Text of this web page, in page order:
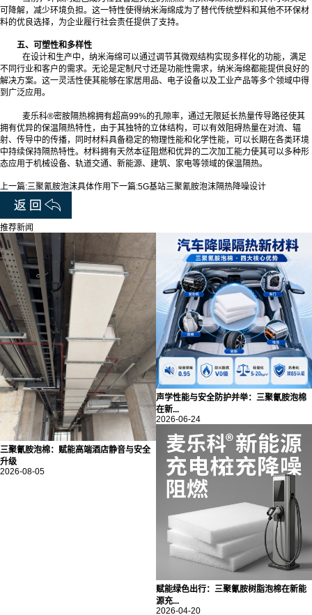
可降解，减少环境负担。这一特性使得纳米海绵成为了替代传统塑料和其他不环保材
料的优良选择，为企业履行社会责任提供了支持。
五、可塑性和多样性
在设计和生产中，纳米海绵可以通过调节其微观结构实现多样化的功能，满足
不同行业和客户的需求。无论是定制尺寸还是功能性需求，纳米海绵都能提供良好的
解决方案。这一灵活性使其能够在家居用品、电子设备以及工业产品等多个领域中得
到广泛应用。‍
麦乐科®密胺隔热棉拥有超高99%的孔隙率，通过无限延长热量传导路径使其
拥有优异的保温隔热特性，由于其独特的立体结构，可以有效阻碍热量在对流、辐
射、传导中的传播，同时材料具备稳定的物理性能和化学性能，可以长期在各类环境
中持续保持隔热特性。材料拥有天然本征阻燃和优异的二次加工能力使其可以多种形
态应用于机械设备、轨道交通、新能源、建筑、家电等领域的保温隔热。
上一篇:三聚氰胺泡沫具体作用 下一篇:5G基站三聚氰胺泡沫隔热降噪设计
推荐新闻
三聚氰胺泡棉：赋能高端酒店静音与安全
升级
2026-08-05
声学性能与安全防护并举：三聚氰胺泡棉
在新...
2026-06-24
赋能绿色出行：三聚氰胺树脂泡棉在新能
源充...
2026-04-20